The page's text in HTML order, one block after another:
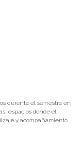
durante el semestre en
espacios donde el
y acompañamiento.